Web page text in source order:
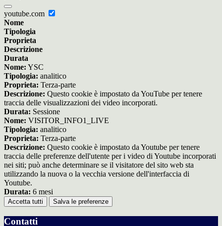
youtube.com
Nome
Tipologia
Proprieta
Descrizione
Durata
Nome: YSC
Tipologia: analitico
Proprieta: Terza-parte
Descrizione: Questo cookie è impostato da YouTube per tenere
traccia delle visualizzazioni dei video incorporati.
Durata: Sessione
Nome: VISITOR_INFO1_LIVE
Tipologia: analitico
Proprieta: Terza-parte
Descrizione: Questo cookie è impostato da Youtube per tenere
traccia delle preferenze dell'utente per i video di Youtube incorporati
nei siti; può anche determinare se il visitatore del sito web sta
utilizzando la nuova o la vecchia versione dell'interfaccia di
Youtube.
Durata: 6 mesi
Accetta tutti Salva le preferenze
Contatti